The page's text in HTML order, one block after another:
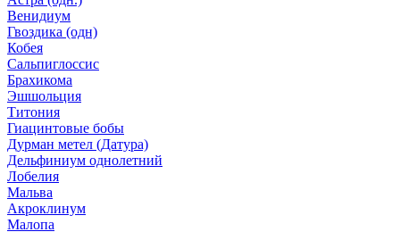
Венидиум
Гвоздика (одн)
Кобея
Сальпиглоссис
Брахикома
Эшшольция
Титония
Гиацинтовые бобы
Дурман метел (Датура)
Дельфиниум однолетний
Лобелия
Мальва
Акроклинум
Малопа